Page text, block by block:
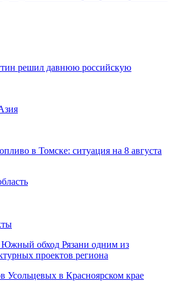
решил давнюю российскую
в Томске: ситуация на 8 августа
Южный обход Рязани одним из
проектов региона
Усольцевых в Красноярском крае